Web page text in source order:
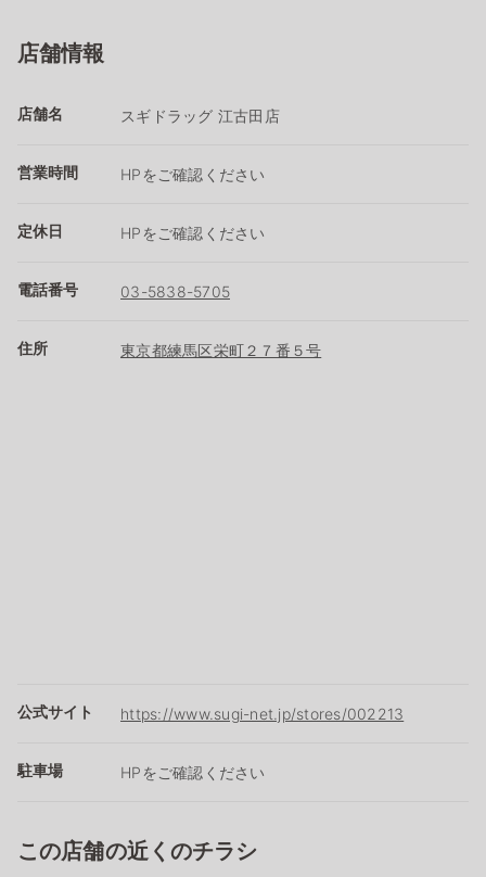
店舗情報
店舗名 スギドラッグ 江古田店
営業時間 HPをご確認ください
定休日 HPをご確認ください
電話番号 03-5838-5705
住所 東京都練馬区栄町２７番５号
公式サイト https://www.sugi-net.jp/stores/002213
駐車場 HPをご確認ください
この店舗の近くのチラシ